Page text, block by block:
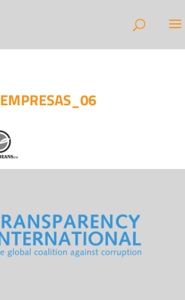
EMPRESAS_06